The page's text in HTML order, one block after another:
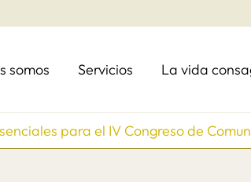
somos Servicios La vida
para el IV Congreso de